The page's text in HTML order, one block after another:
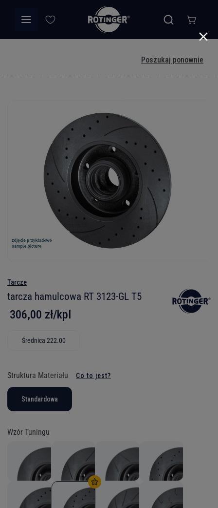
Poszukaj ponownie
Tarcze
tarcza hamulcowa RT 3123-GL T5
306,00 zł/kpl
Średnica 222.00
Struktura Materiału Co to jest?
Standardowa
Wzór Tuningu